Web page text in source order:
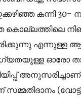
കന്നി 30-
എന്നുള്ള
ഓരോ